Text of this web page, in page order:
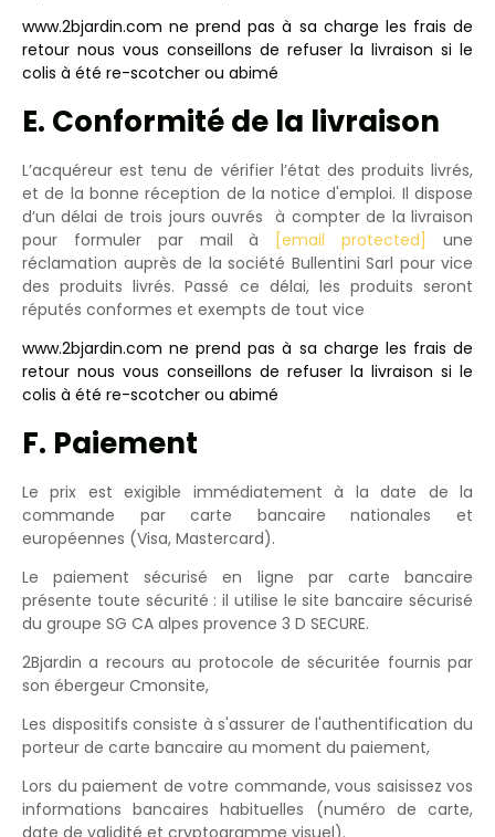
www.2bjardin.com ne prend pas à sa charge les frais de
retour nous vous conseillons de refuser la livraison si le
colis à été re-scotcher ou abimé
E. Conformité de la livraison
L’acquéreur est tenu de vérifier l’état des produits livrés,
et de la bonne réception de la notice d'emploi. Il dispose
d’un délai de trois jours ouvrés à compter de la livraison
pour formuler par mail à
[email protected]
une
réclamation auprès de la société Bullentini Sarl pour vice
des produits livrés. Passé ce délai, les produits seront
réputés conformes et exempts de tout vice
www.2bjardin.com ne prend pas à sa charge les frais de
retour nous vous conseillons de refuser la livraison si le
colis à été re-scotcher ou abimé
F. Paiement
Le prix est exigible immédiatement à la date de la
commande par carte bancaire nationales et
européennes (Visa, Mastercard).
Le paiement sécurisé en ligne par carte bancaire
présente toute sécurité : il utilise le site bancaire sécurisé
du groupe SG CA alpes provence 3 D SECURE.
2Bjardin a recours au protocole de sécuritée fournis par
son ébergeur Cmonsite,
Les dispositifs consiste à s'assurer de l'authentification du
porteur de carte bancaire au moment du paiement,
Lors du paiement de votre commande, vous saisissez vos
informations bancaires habituelles (numéro de carte,
date de validité et cryptogramme visuel).